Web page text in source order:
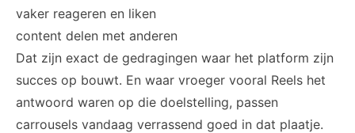
vaker reageren en liken
content delen met anderen
Dat zijn exact de gedragingen waar het platform zijn
succes op bouwt. En waar vroeger vooral Reels het
antwoord waren op die doelstelling, passen
carrousels vandaag verrassend goed in dat plaatje.